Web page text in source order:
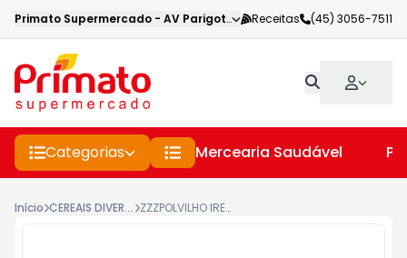
Primato Supermercado - AV Parigot de Souza,Toledo-PR
Receitas (45) 3056-7511
Categorias Mercearia Saudável
Início CEREAIS DIVERSOS ZZZPOLVILHO IREMAR 500GR.AZEDO